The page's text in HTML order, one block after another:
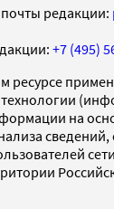
редакции:
+7 (495)
ресурсе
на